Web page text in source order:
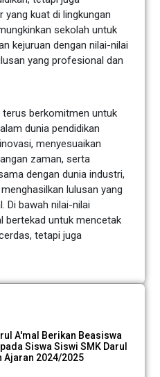
yang kuat di lingkungan
sekolah untuk
kejuruan dengan nilai-nilai
yang profesional dan
terus berkomitmen untuk
dunia pendidikan
menyesuaikan
zaman, serta
dengan dunia industri,
lulusan yang
Di bawah nilai-nilai
bertekad untuk mencetak
tetapi juga
A'mal Berikan Beasiswa
Siswa Siswi SMK Darul
Ajaran 2024/2025